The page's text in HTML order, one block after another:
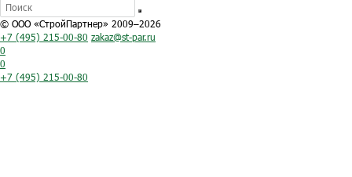
© ООО «СтройПартнер» 2009–2026
+7 (495) 215-00-80 zakaz@st-par.ru
0
0
+7 (495) 215-00-80